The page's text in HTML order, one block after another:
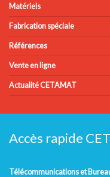
Matériels
Fabrication spéciale
Références
Vente en ligne
Actualité CETAMAT
Accès rapide
Télécommunications et